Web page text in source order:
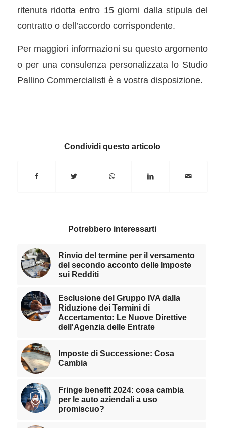
ritenuta ridotta entro 15 giorni dalla stipula del
contratto o dell’accordo corrispondente.
Per maggiori informazioni su questo argomento
o per una consulenza personalizzata lo Studio
Pallino Commercialisti è a vostra disposizione.
Condividi questo articolo
Potrebbero interessarti
Rinvio del termine per il versamento
del secondo acconto delle Imposte
sui Redditi
Esclusione del Gruppo IVA dalla
Riduzione dei Termini di
Accertamento: Le Nuove Direttive
dell'Agenzia delle Entrate
Imposte di Successione: Cosa
Cambia
Fringe benefit 2024: cosa cambia
per le auto aziendali a uso
promiscuo?